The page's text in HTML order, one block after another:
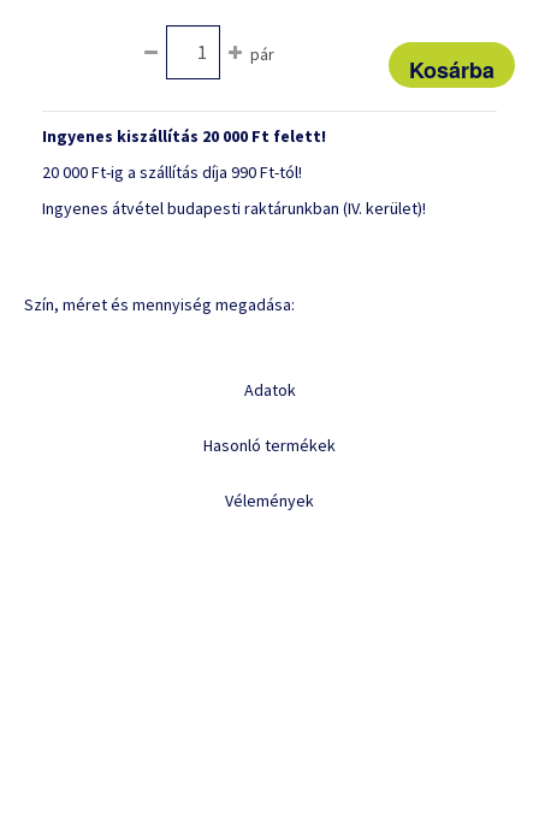
pár
Ingyenes kiszállítás 20 000 Ft felett!
20 000 Ft-ig a szállítás díja 990 Ft-tól!
Ingyenes átvétel budapesti raktárunkban (IV. kerület)!
Szín, méret és mennyiség megadása:
Adatok
Hasonló termékek
Vélemények